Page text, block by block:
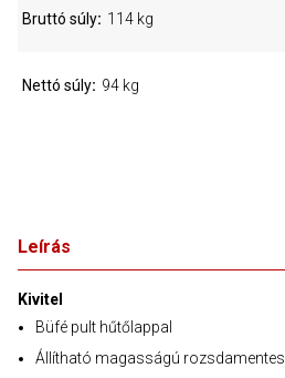
Leírás
Kivitel
Büfé pult hűtőlappal
Állítható magasságú
Bruttó súly 114 kg
Nettó súly 94 kg